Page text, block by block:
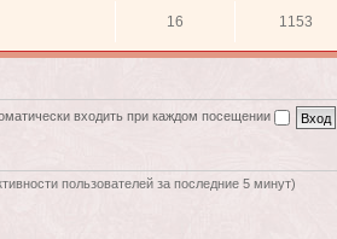
16 1153
входить при каждом посещении
пользователей за последние 5 минут)